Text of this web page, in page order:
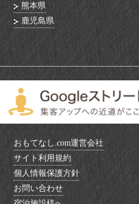
熊本県
鹿児島県
おもてなし.com運営会社
サイト利用規約
個人情報保護方針
お問い合わせ